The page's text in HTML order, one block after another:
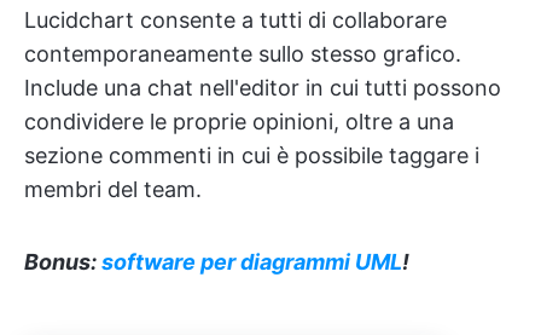
Lucidchart consente a tutti di collaborare
contemporaneamente sullo stesso grafico.
Include una chat nell'editor in cui tutti possono
condividere le proprie opinioni, oltre a una
sezione commenti in cui è possibile taggare i
membri del team.
Bonus:software per diagrammi UML!